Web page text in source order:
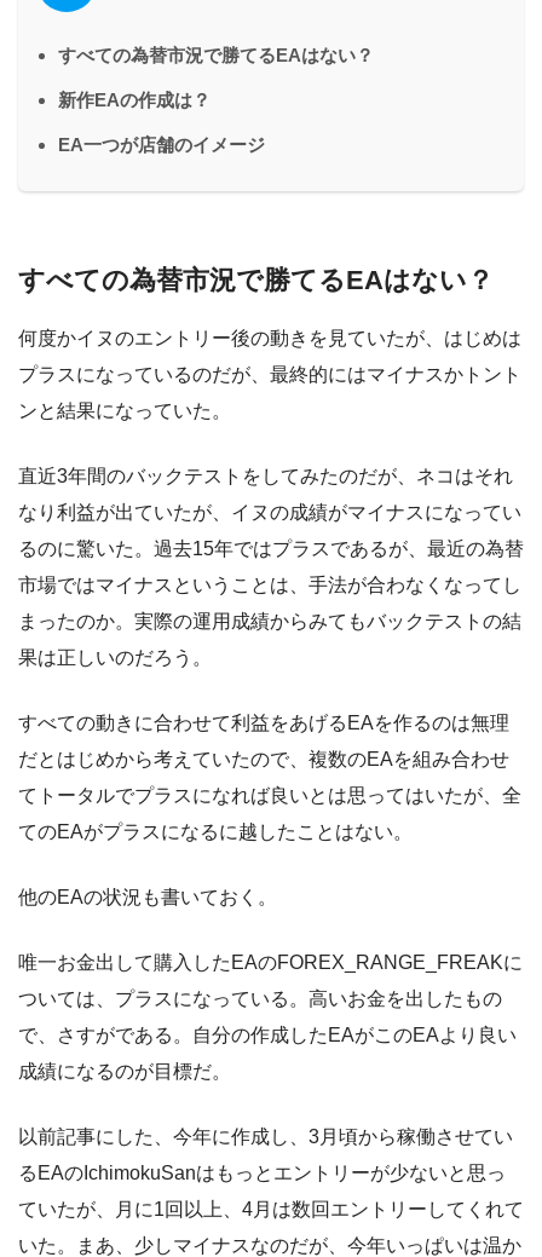
すべての為替市況で勝てるEAはない？
新作EAの作成は？
EA一つが店舗のイメージ
すべての為替市況で勝てるEAはない？
何度かイヌのエントリー後の動きを見ていたが、はじめは
プラスになっているのだが、最終的にはマイナスかトント
ンと結果になっていた。
直近3年間のバックテストをしてみたのだが、ネコはそれ
なり利益が出ていたが、イヌの成績がマイナスになってい
るのに驚いた。過去15年ではプラスであるが、最近の為替
市場ではマイナスということは、手法が合わなくなってし
まったのか。実際の運用成績からみてもバックテストの結
果は正しいのだろう。
すべての動きに合わせて利益をあげるEAを作るのは無理
だとはじめから考えていたので、複数のEAを組み合わせ
てトータルでプラスになれば良いとは思ってはいたが、全
てのEAがプラスになるに越したことはない。
他のEAの状況も書いておく。
唯一お金出して購入したEAのFOREX_RANGE_FREAKに
ついては、プラスになっている。高いお金を出したもの
で、さすがである。自分の作成したEAがこのEAより良い
成績になるのが目標だ。
以前記事にした、今年に作成し、3月頃から稼働させてい
るEAのIchimokuSanはもっとエントリーが少ないと思っ
ていたが、月に1回以上、4月は数回エントリーしてくれて
いた。まあ、少しマイナスなのだが、今年いっぱいは温か